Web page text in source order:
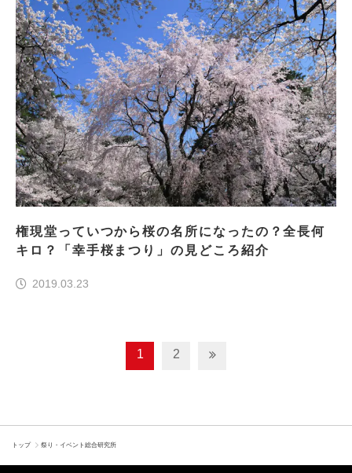
権現堂っていつから桜の名所になったの？全長何
キロ？「幸手桜まつり」の見どころ紹介
2019.03.23
1 2
トップ 祭り・イベント総合研究所